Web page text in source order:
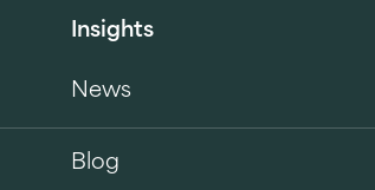
Insights
News
Blog